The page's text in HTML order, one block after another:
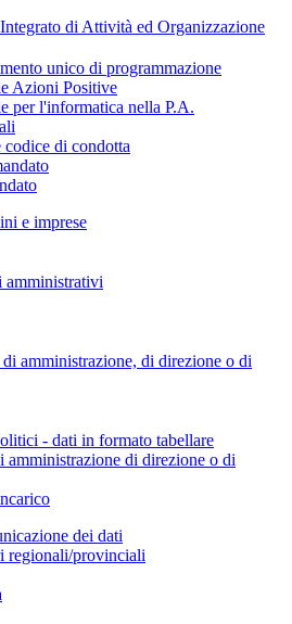
di Attività ed Organizzazione
unico di programmazione
Azioni Positive
per l'informatica nella P.A.
di condotta
e imprese
amministrativi
amministrazione, di direzione o di
- dati in formato tabellare
di direzione o di
dei dati
regionali/provinciali